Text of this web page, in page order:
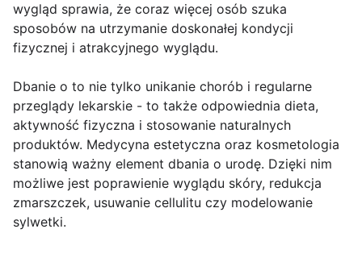
wygląd sprawia, że coraz więcej osób szuka
sposobów na utrzymanie doskonałej kondycji
fizycznej i atrakcyjnego wyglądu.
Dbanie o to nie tylko unikanie chorób i regularne
przeglądy lekarskie - to także odpowiednia dieta,
aktywność fizyczna i stosowanie naturalnych
produktów. Medycyna estetyczna oraz kosmetologia
stanowią ważny element dbania o urodę. Dzięki nim
możliwe jest poprawienie wyglądu skóry, redukcja
zmarszczek, usuwanie cellulitu czy modelowanie
sylwetki.